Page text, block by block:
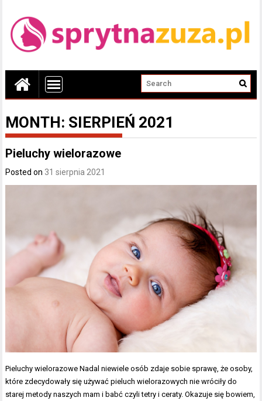
MONTH: SIERPIEŃ 2021
Pieluchy wielorazowe
Posted on 31 sierpnia 2021
Pieluchy wielorazowe Nadal niewiele osób zdaje sobie sprawę, że osoby,
które zdecydowały się używać pieluch wielorazowych nie wróciły do
starej metody naszych mam i babć czyli tetry i ceraty. Okazuje się bowiem,